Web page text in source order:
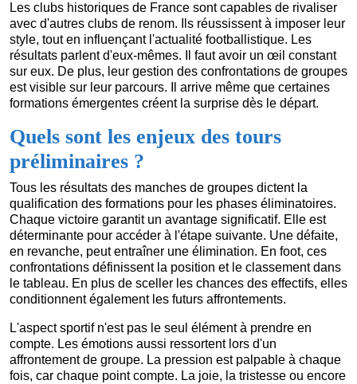
Les clubs historiques de France sont capables de rivaliser
avec d'autres clubs de renom. Ils réussissent à imposer leur
style, tout en influençant l'actualité footballistique. Les
résultats parlent d'eux-mêmes. Il faut avoir un œil constant
sur eux. De plus, leur gestion des confrontations de groupes
est visible sur leur parcours. Il arrive même que certaines
formations émergentes créent la surprise dès le départ.
Quels sont les enjeux des tours
préliminaires ?
Tous les résultats des manches de groupes dictent la
qualification des formations pour les phases éliminatoires.
Chaque victoire garantit un avantage significatif. Elle est
déterminante pour accéder à l'étape suivante. Une défaite,
en revanche, peut entraîner une élimination. En foot, ces
confrontations définissent la position et le classement dans
le tableau. En plus de sceller les chances des effectifs, elles
conditionnent également les futurs affrontements.
L'aspect sportif n'est pas le seul élément à prendre en
compte. Les émotions aussi ressortent lors d'un
affrontement de groupe. La pression est palpable à chaque
fois, car chaque point compte. La joie, la tristesse ou encore